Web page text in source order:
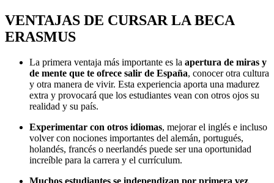
VENTAJAS DE CURSAR LA BECA
ERASMUS
La primera ventaja más importante es la apertura de miras y
de mente que te ofrece salir de España, conocer otra cultura
y otra manera de vivir. Esta experiencia aporta una madurez
extra y provocará que los estudiantes vean con otros ojos su
realidad y su país.
Experimentar con otros idiomas, mejorar el inglés e incluso
volver con nociones importantes del alemán, portugués,
holandés, francés o neerlandés puede ser una oportunidad
increíble para la carrera y el currículum.